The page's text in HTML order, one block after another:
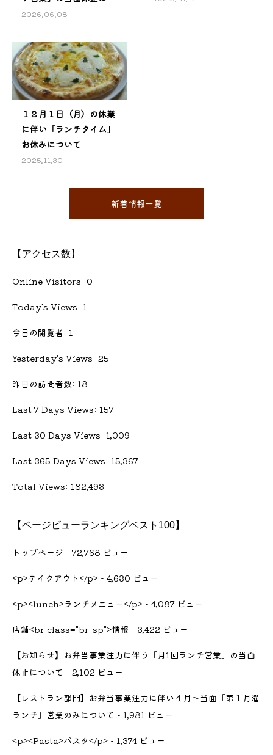
いて
2026.06.08
１２月１日（月）の休業
に伴い「ランチタイム」
お休みについて
2025.11.30
新着情報一覧
【アクセス数】
Online Visitors: 0
Today's Views: 1
今日の閲覧者: 1
Yesterday's Views: 25
昨日の訪問者数: 18
Last 7 Days Views: 157
Last 30 Days Views: 1,009
Last 365 Days Views: 15,367
Total Views: 182,493
【ページビューランキングベスト100】
トップページ - 72,768 ビュー
<p>テイクアウト</p> - 4,630 ビュー
<p><lunch>ランチメニュー</p> - 4,087 ビュー
店舗<br class="br-sp">情報 - 3,422 ビュー
【お知らせ】お弁当事業注力に伴う「月1回ランチ営業」の当面
休止について - 2,102 ビュー
【レストラン部門】お弁当事業注力に伴い４月〜当面「第１月曜
ランチ」営業のみについて - 1,981 ビュー
<p><Pasta>パスタ</p> - 1,374 ビュー